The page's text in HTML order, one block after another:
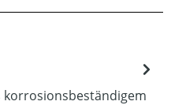
korrosionsbeständigem